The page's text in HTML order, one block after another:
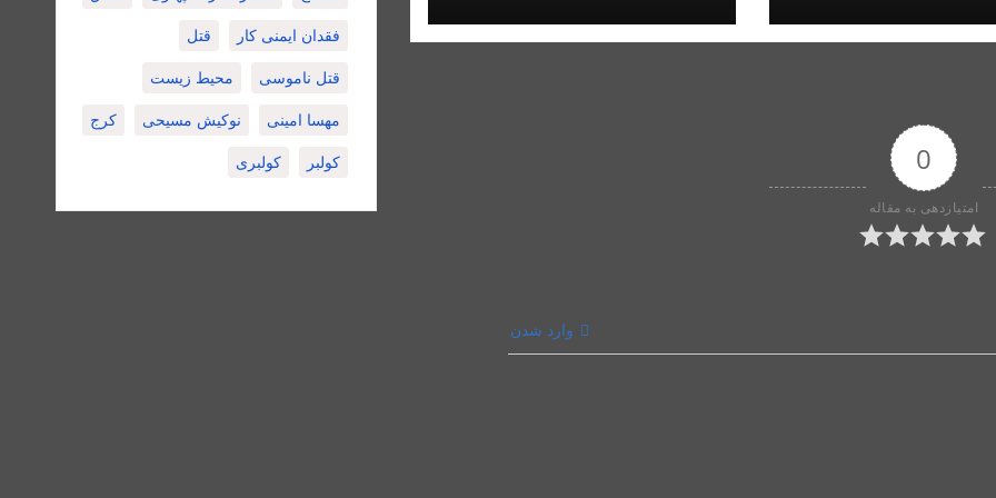
0
امتیازدهی به مقاله
وارد شدن
فقدان ایمنی کار قتل
قتل ناموسی محیط زیست
مهسا امینی نوکیش مسیحی کرج
کولبر کولبری